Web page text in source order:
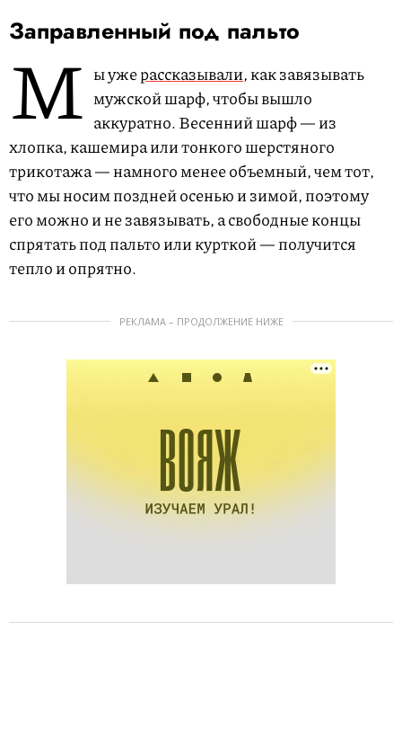
Заправленный под пальто
М ы ужерассказывали, как завязывать
мужской шарф, чтобы вышло
аккуратно. Весенний шарф — из
хлопка, кашемира или тонкого шерстяного
трикотажа — намного менее объемный, чем тот,
что мы носим поздней осенью и зимой, поэтому
его можно и не завязывать, а свободные концы
спрятать под пальто или курткой — получится
тепло и опрятно.
РЕКЛАМА – ПРОДОЛЖЕНИЕ НИЖЕ